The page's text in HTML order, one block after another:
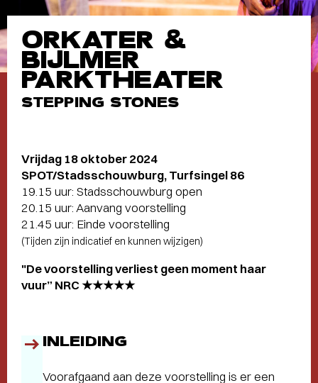
ORKATER &
BIJLMER
PARKTHEATER
STEPPING STONES
Vrijdag 18 oktober 2024
SPOT/Stadsschouwburg, Turfsingel 86
19.15 uur: Stadsschouwburg open
20.15 uur: Aanvang voorstelling
21.45 uur: Einde voorstelling
(Tijden zijn indicatief en kunnen wijzigen)
"De voorstelling verliest geen moment haar
vuur” NRC ★★★★★
INLEIDING
Voorafgaand aan deze voorstelling is er een